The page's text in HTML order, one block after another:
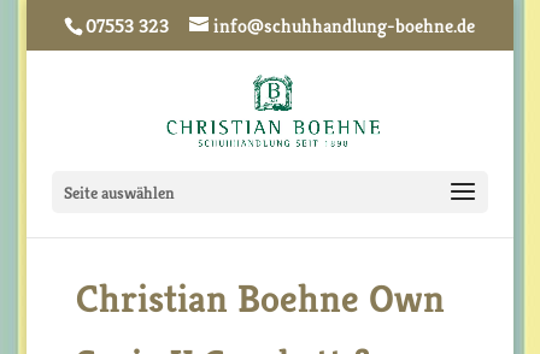
07553 323 info@schuhhandlung-boehne.de
Seite auswählen
Christian Boehne Own